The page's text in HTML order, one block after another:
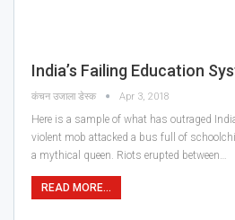
India’s Failing Education
कंचन उजाला डेस्क Apr 3, 2018
Here is a sample of what has outraged
violent mob attacked a bus full of
a mythical queen. Riots erupted between…
READ MORE...